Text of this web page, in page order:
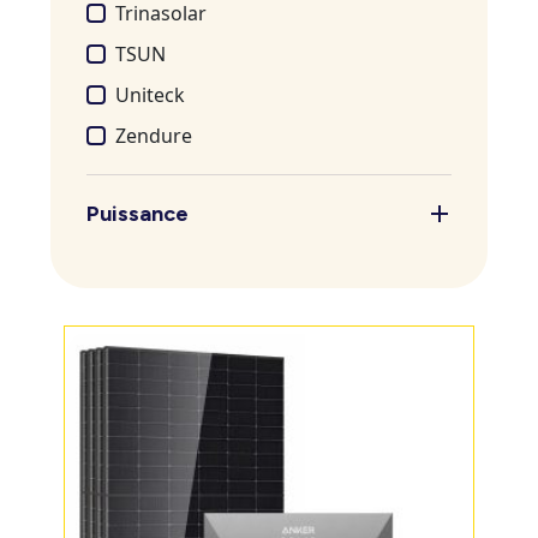
Trinasolar
TSUN
Uniteck
Zendure
Puissance